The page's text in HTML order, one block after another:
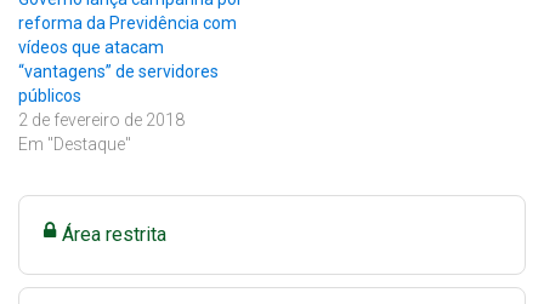
reforma da Previdência com
vídeos que atacam
“vantagens” de servidores
públicos
2 de fevereiro de 2018
Em "Destaque"
Área restrita